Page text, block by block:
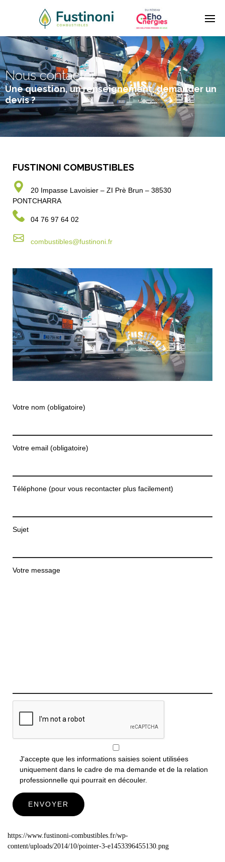
Nous contacter
Une question, un renseignement, demander un
devis ?
FUSTINONI COMBUSTIBLES
20 Impasse Lavoisier – ZI Prè Brun – 38530
PONTCHARRA
04 76 97 64 02
combustibles@fustinoni.fr
Votre nom (obligatoire)
Votre email (obligatoire)
Téléphone (pour vous recontacter plus facilement)
Sujet
Votre message
J'accepte que les informations saisies soient utilisées
uniquement dans le cadre de ma demande et de la relation
professionnelle qui pourrait en découler.